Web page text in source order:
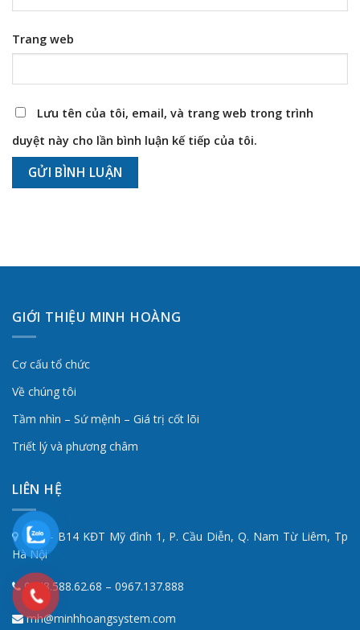
Trang web
Lưu tên của tôi, email, và trang web trong trình
duyệt này cho lần bình luận kế tiếp của tôi.
GIỚI THIỆU MINH HOÀNG
Cơ cấu tổ chức
Về chúng tôi
Tầm nhìn – Sứ mệnh – Giá trị cốt lõi
Triết lý và phương châm
LIÊN HỆ
Số 2 - B14 KĐT Mỹ đình 1, P. Cầu Diễn, Q. Nam Từ Liêm, Tp
Hà Nội
0248.588.62.68 – 0967.137.888
mh@minhhoangsystem.com